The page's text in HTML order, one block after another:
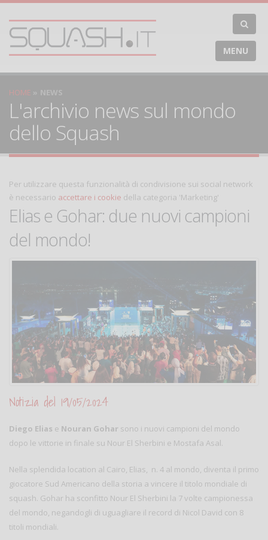
MENU
HOME NEWS
L'archivio news sul mondo
dello Squash
Per utilizzare questa funzionalità di condivisione sui social network
è necessario accettare i cookie della categoria 'Marketing'
Elias e Gohar: due nuovi campioni
del mondo!
Notizia del 19/05/2024
Diego Elias e Nouran Gohar sono i nuovi campioni del mondo
dopo le vittorie in finale su Nour El Sherbini e Mostafa Asal.
Nella splendida location al Cairo, Elias, n. 4 al mondo, diventa il primo
giocatore Sud Americano della storia a vincere il titolo mondiale di
squash. Gohar ha sconfitto Nour El Sherbini la 7 volte campionessa
del mondo, negandogli di uguagliare il record di Nicol David con 8
titoli mondiali.